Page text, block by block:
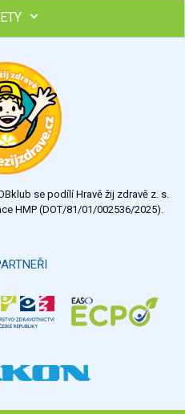
skupiny v kurzech STOBu
si odborníka STOBu ve
Všechny ankety
se podílí Hravě žij zdravě z. s.
HMP (DOT/81/01/002536/2025).